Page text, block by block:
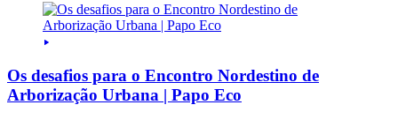
Os desafios para o Encontro Nordestino de
Arborização Urbana | Papo Eco